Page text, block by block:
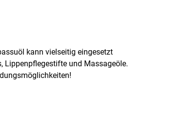
kann vielseitig eingesetzt
Lippenpflegestifte und Massageöle.